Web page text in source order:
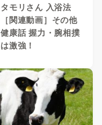
タモリさん 入浴法
［関連動画］その他
健康話 握力・腕相撲
は激強！